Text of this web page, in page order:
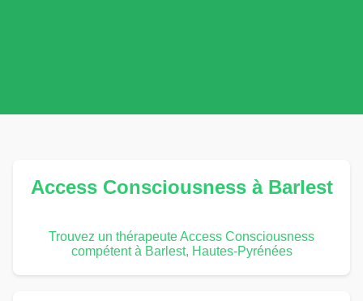
Access Consciousness à Barlest
Trouvez un thérapeute Access Consciousness
compétent à Barlest, Hautes-Pyrénées